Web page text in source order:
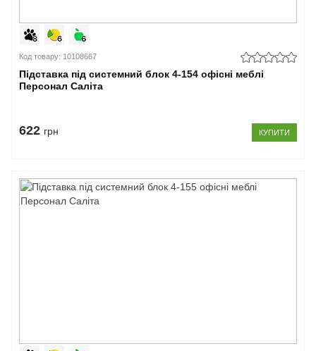
Код товару: 10108667
Підставка під системний блок 4-154 офісні меблі
Персонал Саліта
622 грн КУПИТИ